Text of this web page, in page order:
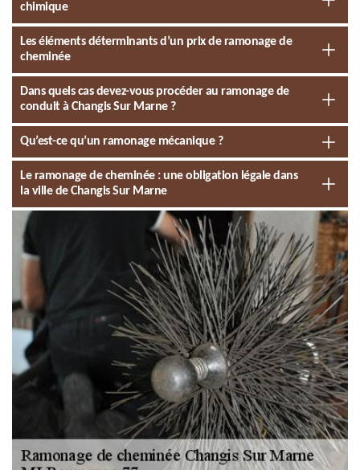
chimique
Les éléments déterminants d’un prix de ramonage de
cheminée
Dans quels cas devez-vous procéder au ramonage de
conduit à Changis Sur Marne ?
Qu’est-ce qu’un ramonage mécanique ?
Le ramonage de cheminée : une obligation légale dans
la ville de Changis Sur Marne